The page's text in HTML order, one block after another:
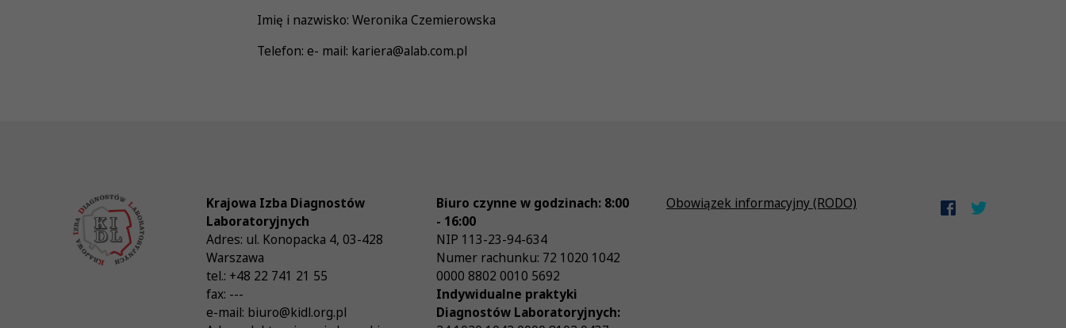
Imię i nazwisko: Weronika Czemierowska
Telefon: e- mail: kariera@alab.com.pl
Krajowa Izba Diagnostów
Laboratoryjnych
Adres: ul. Konopacka 4,03-428
Warszawa
tel.: +48 22 741 21 55
fax: ---
e-mail: biuro@kidl.org.pl
Biuro czynne w godzinach: 8:00
- 16:00
NIP 113-23-94-634
Numer rachunku: 72 1020 1042
0000 8802 0010 5692
Indywidualne praktyki
Diagnostów Laboratoryjnych:
Obowiązek informacyjny (RODO)